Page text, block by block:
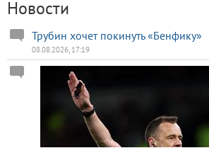
Новости
Трубин хочет покинуть «Бенфику»
08.08.2026, 17:19